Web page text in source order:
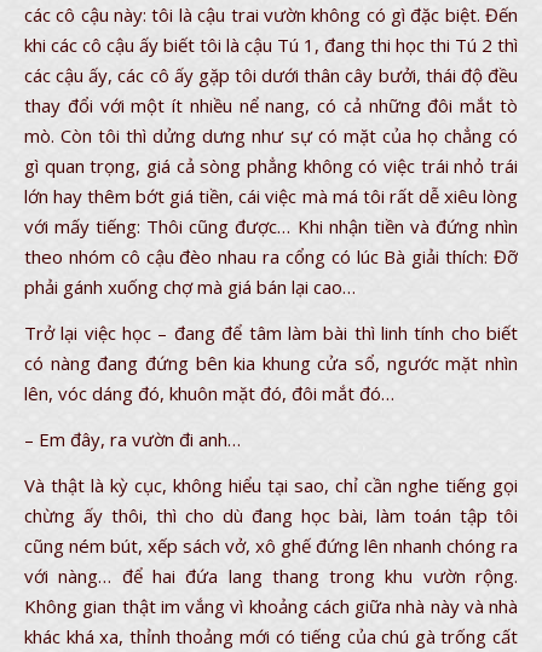
các cô cậu này: tôi là cậu trai vườn không có gì đặc biệt. Đến
khi các cô cậu ấy biết tôi là cậu Tú 1, đang thi học thi Tú 2 thì
các cậu ấy, các cô ấy gặp tôi dưới thân cây bưởi, thái độ đều
thay đổi với một ít nhiều nể nang, có cả những đôi mắt tò
mò. Còn tôi thì dửng dưng như sự có mặt của họ chẳng có
gì quan trọng, giá cả sòng phẳng không có việc trái nhỏ trái
lớn hay thêm bớt giá tiền, cái việc mà má tôi rất dễ xiêu lòng
với mấy tiếng: Thôi cũng được… Khi nhận tiền và đứng nhìn
theo nhóm cô cậu đèo nhau ra cổng có lúc Bà giải thích: Đỡ
phải gánh xuống chợ mà giá bán lại cao…
Trở lại việc học – đang để tâm làm bài thì linh tính cho biết
có nàng đang đứng bên kia khung cửa sổ, ngước mặt nhìn
lên, vóc dáng đó, khuôn mặt đó, đôi mắt đó…
– Em đây, ra vườn đi anh…
Và thật là kỳ cục, không hiểu tại sao, chỉ cần nghe tiếng gọi
chừng ấy thôi, thì cho dù đang học bài, làm toán tập tôi
cũng ném bút, xếp sách vở, xô ghế đứng lên nhanh chóng ra
với nàng… để hai đứa lang thang trong khu vườn rộng.
Không gian thật im vắng vì khoảng cách giữa nhà này và nhà
khác khá xa, thỉnh thoảng mới có tiếng của chú gà trống cất